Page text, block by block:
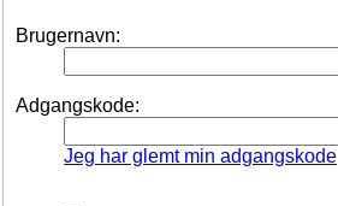
Brugernavn:
Adgangskode:
Jeg har glemt min adgangskode